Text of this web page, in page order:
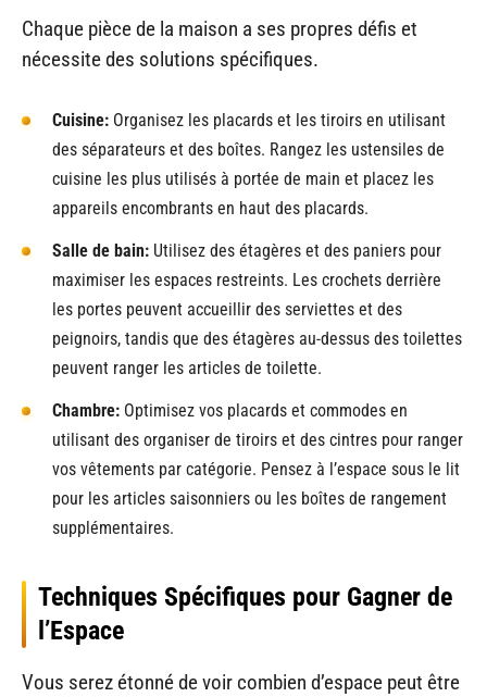
Chaque pièce de la maison a ses propres défis et
nécessite des solutions spécifiques.
Cuisine: Organisez les placards et les tiroirs en utilisant
des séparateurs et des boîtes. Rangez les ustensiles de
cuisine les plus utilisés à portée de main et placez les
appareils encombrants en haut des placards.
Salle de bain: Utilisez des étagères et des paniers pour
maximiser les espaces restreints. Les crochets derrière
les portes peuvent accueillir des serviettes et des
peignoirs, tandis que des étagères au-dessus des toilettes
peuvent ranger les articles de toilette.
Chambre: Optimisez vos placards et commodes en
utilisant des organiser de tiroirs et des cintres pour ranger
vos vêtements par catégorie. Pensez à l’espace sous le lit
pour les articles saisonniers ou les boîtes de rangement
supplémentaires.
Techniques Spécifiques pour Gagner de
l’Espace
Vous serez étonné de voir combien d’espace peut être